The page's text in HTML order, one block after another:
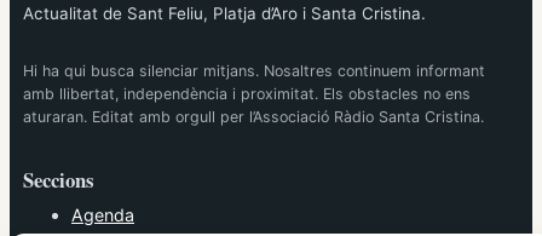
Actualitat de Sant Feliu, Platja d’Aro i Santa Cristina.
Hi ha qui busca silenciar mitjans. Nosaltres continuem informant
amb llibertat, independència i proximitat. Els obstacles no ens
aturaran. Editat amb orgull per l’Associació Ràdio Santa Cristina.
Seccions
Agenda